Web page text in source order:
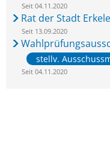
Seit 04.11.2020
Rat der Stadt
Seit 13.09.2020
stellv.
Seit 04.11.2020